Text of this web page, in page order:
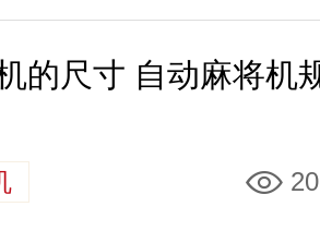
的尺寸 自动麻将机